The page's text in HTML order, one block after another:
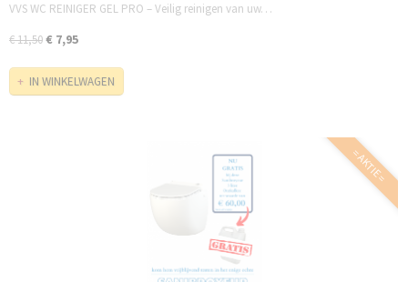
VVS WC REINIGER GEL PRO – Veilig reinigen van uw…
€ 11,50€ 7,95
IN WINKELWAGEN
= AKTIE =